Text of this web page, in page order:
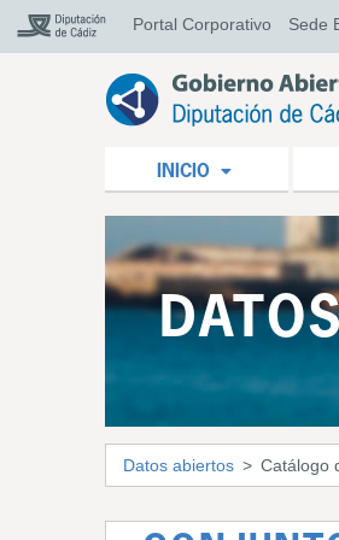
Portal Corporativo Sede
INICIO
Datos abiertos Catálogo